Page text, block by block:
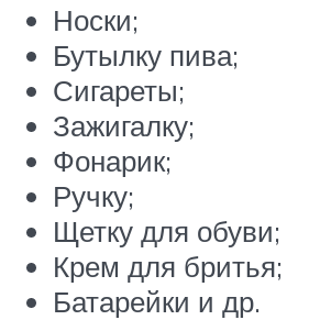
Носки;
Бутылку пива;
Сигареты;
Зажигалку;
Фонарик;
Ручку;
Щетку для обуви;
Крем для бритья;
Батарейки и др.